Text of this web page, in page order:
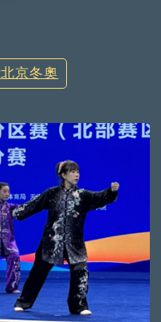
北京冬奧